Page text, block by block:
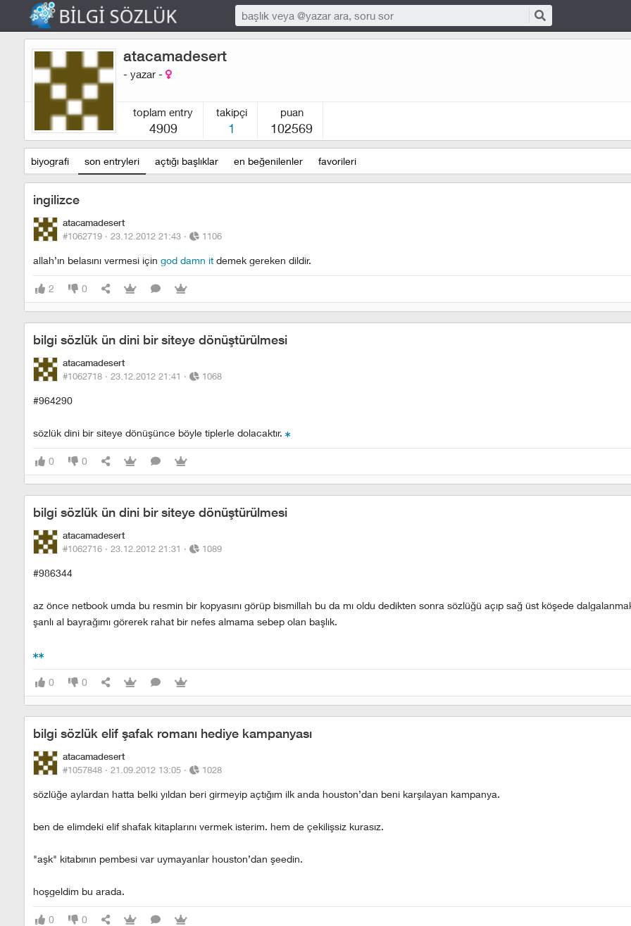
atacamadesert
- yazar -
toplam entry
4909
takipçi
1
puan
102569
biyografi son entryleri açtığı başlıklar en beğenilenler favorileri
ingilizce
atacamadesert
#1062719 · 23.12.2012 21:43 · 1106
allah’ın belasını vermesi için god damn it demek gereken dildir.
2 0
bilgi sözlük ün dini bir siteye dönüştürülmesi
atacamadesert
#1062718 · 23.12.2012 21:41 · 1068
#964290
sözlük dini bir siteye dönüşünce böyle tiplerle dolacaktır.
0 0
bilgi sözlük ün dini bir siteye dönüştürülmesi
atacamadesert
#1062716 · 23.12.2012 21:31 · 1089
#986344
az önce netbook umda bu resmin bir kopyasını görüp bismillah bu da mı oldu dedikten sonra sözlüğü açıp sağ üst köşede
şanlı al bayrağımı görerek rahat bir nefes almama sebep olan başlık.
0 0
bilgi sözlük elif şafak romanı hediye kampanyası
atacamadesert
#1057848 · 21.09.2012 13:05 · 1028
sözlüğe aylardan hatta belki yıldan beri girmeyip açtığım ilk anda houston’dan beni karşılayan kampanya.
ben de elimdeki elif shafak kitaplarını vermek isterim. hem de çekilişsiz kurasız.
"aşk" kitabının pembesi var uymayanlar houston’dan şeedin.
hoşgeldim bu arada.
0 0